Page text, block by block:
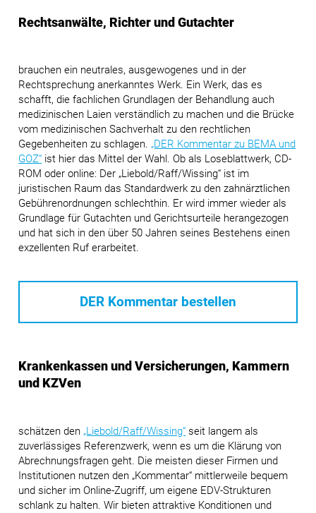
Rechtsanwälte, Richter und Gutachter
brauchen ein neutrales, ausgewogenes und in der
Rechtsprechung anerkanntes Werk. Ein Werk, das es
schafft, die fachlichen Grundlagen der Behandlung auch
medizinischen Laien verständlich zu machen und die Brücke
vom medizinischen Sachverhalt zu den rechtlichen
Gegebenheiten zu schlagen.„DER Kommentar zu BEMA und
GOZ“ ist hier das Mittel der Wahl. Ob als Loseblattwerk, CD-
ROM oder online: Der „Liebold/Raff/Wissing“ ist im
juristischen Raum das Standardwerk zu den zahnärztlichen
Gebührenordnungen schlechthin. Er wird immer wieder als
Grundlage für Gutachten und Gerichtsurteile herangezogen
und hat sich in den über 50 Jahren seines Bestehens einen
exzellenten Ruf erarbeitet.
DER Kommentar bestellen
Krankenkassen und Versicherungen, Kammern
und KZVen
schätzen den„Liebold/Raff/Wissing“ seit langem als
zuverlässiges Referenzwerk, wenn es um die Klärung von
Abrechnungsfragen geht. Die meisten dieser Firmen und
Institutionen nutzen den „Kommentar“ mittlerweile bequem
und sicher im Online-Zugriff, um eigene EDV-Strukturen
schlank zu halten. Wir bieten attraktive Konditionen und